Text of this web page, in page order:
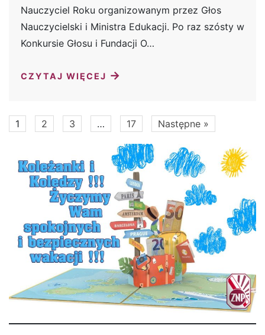
Nauczyciel Roku organizowanym przez Głos
Nauczycielski i Ministra Edukacji. Po raz szósty w
Konkursie Głosu i Fundacji O…
CZYTAJ WIĘCEJ →
1 2 3 … 17 Następne »